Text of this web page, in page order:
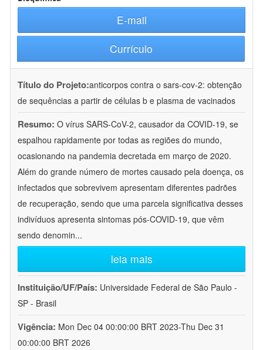
E-mail
Currículo
Título do Projeto:anticorpos contra o sars-cov-2: obtenção
de sequências a partir de células b e plasma de vacinados
Resumo: O vírus SARS-CoV-2, causador da COVID-19, se
espalhou rapidamente por todas as regiões do mundo,
ocasionando na pandemia decretada em março de 2020.
Além do grande número de mortes causado pela doença, os
infectados que sobrevivem apresentam diferentes padrões
de recuperação, sendo que uma parcela significativa desses
indivíduos apresenta sintomas pós-COVID-19, que vêm
sendo denomin...
leia mais
Instituição/UF/País: Universidade Federal de São Paulo -
SP - Brasil
Vigência: Mon Dec 04 00:00:00 BRT 2023-Thu Dec 31
00:00:00 BRT 2026